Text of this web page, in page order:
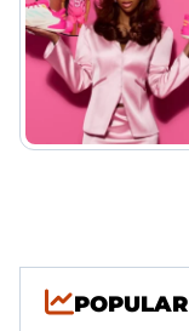
POPULAR